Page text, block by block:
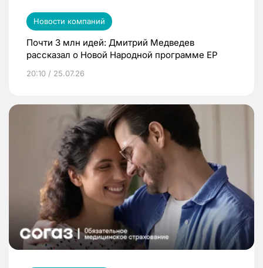
Новости компаний
Почти 3 млн идей: Дмитрий Медведев
рассказал о Новой Народной программе ЕР
20:10 / 25.07.26